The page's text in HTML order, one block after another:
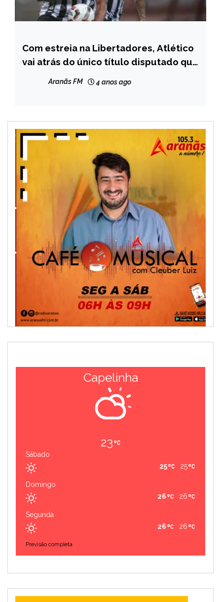
ESPORTES
Com estreia na Libertadores, Atlético
vai atrás do único título disputado que
Aranãs FM 4 anos ago
Capelinha
23
Sábado
25
25
Domingo
26
26
Segunda
26
26
Previsão completa